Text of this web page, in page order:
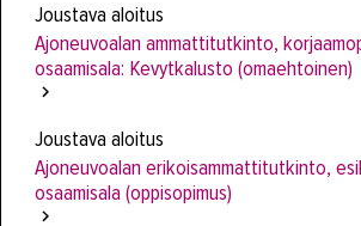
Joustava aloitus
Ajoneuvoalan ammattitutkinto,
osaamisala: Kevytkalusto (omaehtoinen)
Joustava aloitus
Ajoneuvoalan erikoisammattitutkinto,
osaamisala (oppisopimus)